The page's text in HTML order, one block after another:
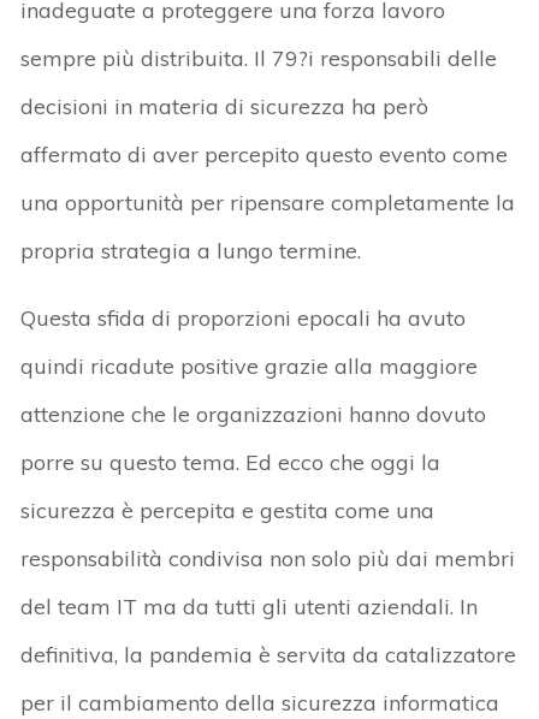
inadeguate a proteggere una forza lavoro
sempre più distribuita. Il 79?i responsabili delle
decisioni in materia di sicurezza ha però
affermato di aver percepito questo evento come
una opportunità per ripensare completamente la
propria strategia a lungo termine.
Questa sfida di proporzioni epocali ha avuto
quindi ricadute positive grazie alla maggiore
attenzione che le organizzazioni hanno dovuto
porre su questo tema. Ed ecco che oggi la
sicurezza è percepita e gestita come una
responsabilità condivisa non solo più dai membri
del team IT ma da tutti gli utenti aziendali. In
definitiva, la pandemia è servita da catalizzatore
per il cambiamento della sicurezza informatica